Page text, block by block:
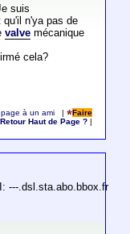
suis
qu'il n'ya pas de
valvemécanique
cela?
à un ami |
Faire
Haut de Page ?
---.dsl.sta.abo.bbox.fr